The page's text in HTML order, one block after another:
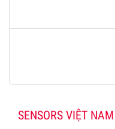
SENSORS VIỆT NAM